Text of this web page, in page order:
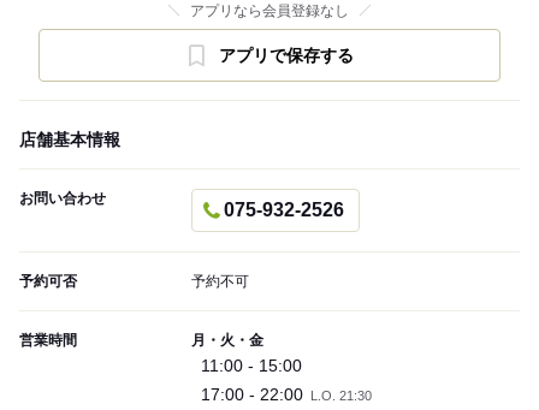
アプリなら会員登録なし
アプリで保存する
店舗基本情報
お問い合わせ
075-932-2526
予約可否 予約不可
営業時間 月・火・金
11:00 - 15:00
17:00 - 22:00
L.O. 21:30